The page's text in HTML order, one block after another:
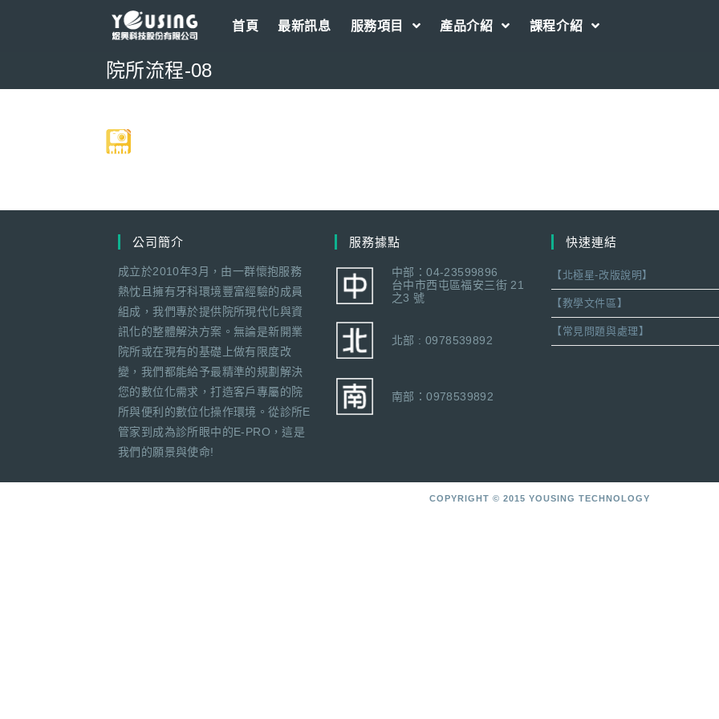
首頁 最新訊息 服務項目 產品介紹 課程介紹
院所流程-08
公司簡介
成立於2010年3月，由一群懷抱服務
熱忱且擁有牙科環境豐富經驗的成員
組成，我們專於提供院所現代化與資
訊化的整體解決方案。無論是新開業
院所或在現有的基礎上做有限度改
變，我們都能給予最精準的規劃解決
您的數位化需求，打造客戶專屬的院
所與便利的數位化操作環境。從診所E
管家到成為診所眼中的E-PRO，這是
我們的願景與使命!
服務據點
中部：04-23599896
台中市西屯區福安三街 21
之3 號
北部 : 0978539892
南部：0978539892
快速連結
【北極星-改版說明】
【教學文件區】
【常見問題與處理】
COPYRIGHT © 2015 YOUSING TECHNOLOGY